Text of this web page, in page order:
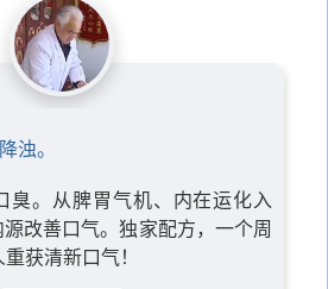
浊。
臭。从脾胃气机、内在运化入
改善口气。独家配方，一个周
获清新口气！